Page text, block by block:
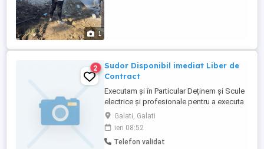
1
2
Sudor Disponibil imediat Liber de
Contract
Executam și în Particular Deținem și Scule
electrice și profesionale pentru a executa
ori cu lucrare la Gata și în Particular De A la
Z Si la Cerere Clientului Direct pe poziție la
fata Dacă e Cazu Sudor cu Experienta și
cu Calificare în domeniului de Activitate
Galati, Galati
ieri 08:52
Telefon validat